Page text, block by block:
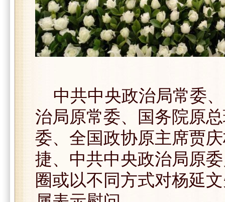
中共中央政治局常委
治局原常委、国务院原
委、全国政协原主席贾
捷、中共中央政治局原
圈或以不同方式对杨延